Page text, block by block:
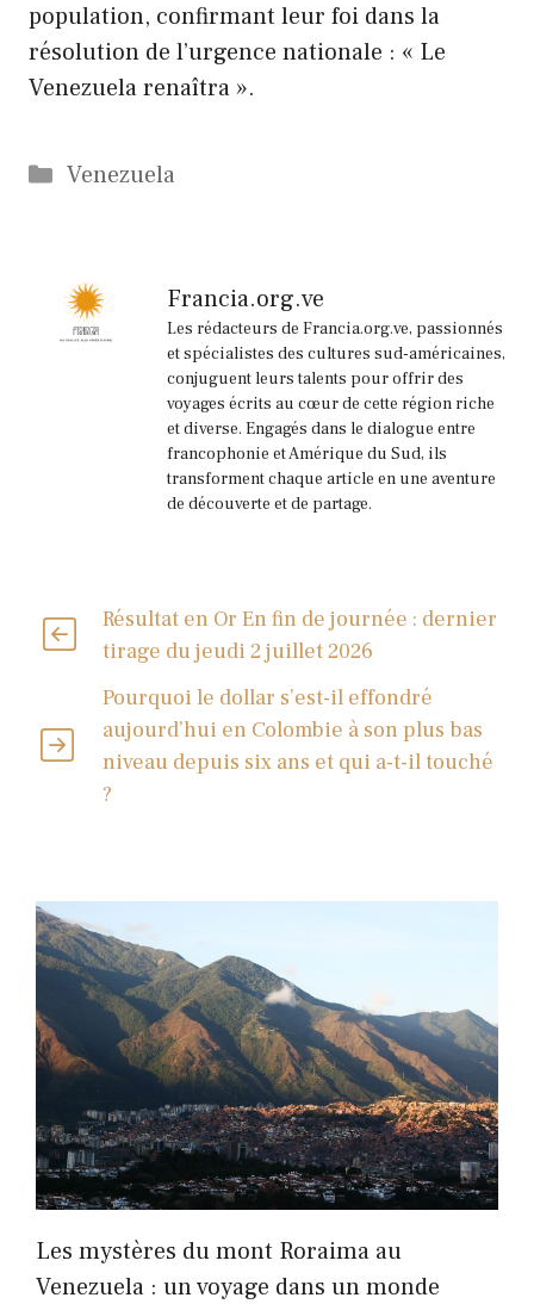
population, confirmant leur foi dans la
résolution de l’urgence nationale : « Le
Venezuela renaîtra ».
Catégories
Venezuela
Francia.org.ve
Les rédacteurs de Francia.org.ve, passionnés
et spécialistes des cultures sud-américaines,
conjuguent leurs talents pour offrir des
voyages écrits au cœur de cette région riche
et diverse. Engagés dans le dialogue entre
francophonie et Amérique du Sud, ils
transforment chaque article en une aventure
de découverte et de partage.
Résultat en Or En fin de journée : dernier
tirage du jeudi 2 juillet 2026
Pourquoi le dollar s’est-il effondré
aujourd’hui en Colombie à son plus bas
niveau depuis six ans et qui a-t-il touché
?
Les mystères du mont Roraima au
Venezuela : un voyage dans un monde